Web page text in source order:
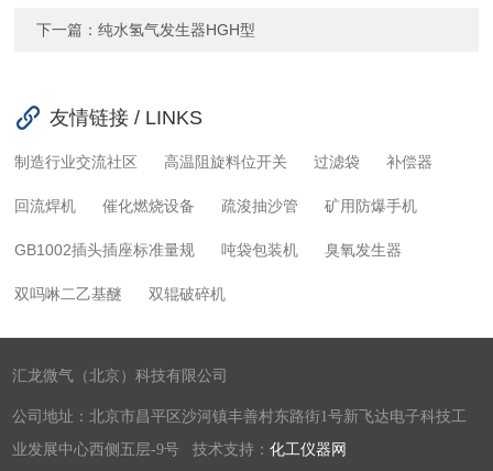
下一篇：纯水氢气发生器HGH型
友情链接 / LINKS
制造行业交流社区 高温阻旋料位开关 过滤袋 补偿器
回流焊机 催化燃烧设备 疏浚抽沙管 矿用防爆手机
GB1002插头插座标准量规 吨袋包装机 臭氧发生器
双吗啉二乙基醚 双辊破碎机
汇龙微气（北京）科技有限公司
公司地址：北京市昌平区沙河镇丰善村东路街1号新飞达电子科技工
业发展中心西侧五层-9号 技术支持：化工仪器网